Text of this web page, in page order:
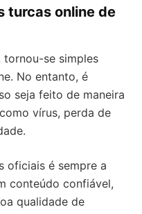
turcas online de
se simples
No entanto, é
seja feito de maneira
vírus, perda de
oficiais é sempre a
conteúdo confiável,
qualidade de